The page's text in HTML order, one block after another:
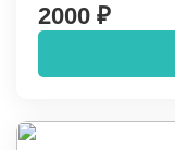
2000 ₽